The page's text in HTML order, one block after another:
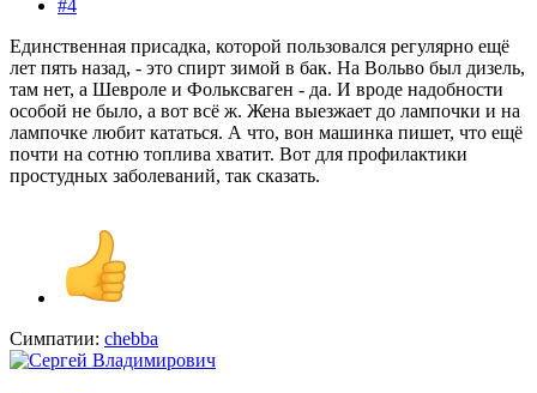
#4
Единственная присадка, которой пользовался регулярно ещё
лет пять назад, - это спирт зимой в бак. На Вольво был дизель,
там нет, а Шевроле и Фольксваген - да. И вроде надобности
особой не было, а вот всё ж. Жена выезжает до лампочки и на
лампочке любит кататься. А что, вон машинка пишет, что ещё
почти на сотню топлива хватит. Вот для профилактики
простудных заболеваний, так сказать.
Симпатии: chebba